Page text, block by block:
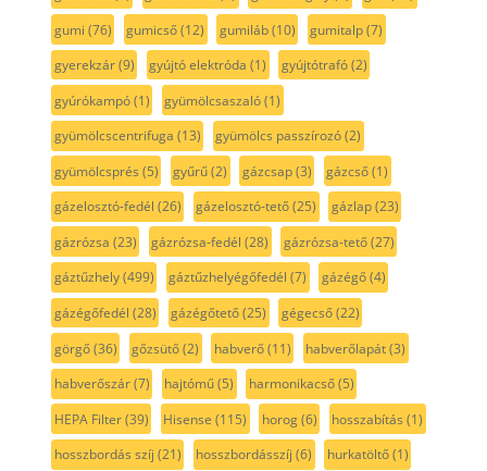
gumi (76) gumicső(12) gumiláb(10) gumitalp(7)
gyerekzár(9) gyújtó elektróda (1) gyújtótrafó(2)
gyúrókampó(1) gyümölcsaszaló(1)
gyümölcscentrifuga (13) gyümölcs passzírozó(2)
gyümölcsprés (5) gyűrű(2) gázcsap(3) gázcső(1)
gázelosztó-fedél (26) gázelosztó-tető(25) gázlap(23)
gázrózsa (23) gázrózsa-fedél (28) gázrózsa-tető(27)
gáztűzhely(499) gáztűzhelyégőfedél (7) gázégő(4)
gázégőfedél (28) gázégőtető(25) gégecső(22)
görgő(36) gőzsütő(2) habverő(11) habverőlapát(3)
habverőszár(7) hajtómű(5) harmonikacső(5)
HEPA Filter(39) Hisense (115) horog(6) hosszabítás (1)
hosszbordás szíj (21) hosszbordásszíj (6) hurkatöltő(1)